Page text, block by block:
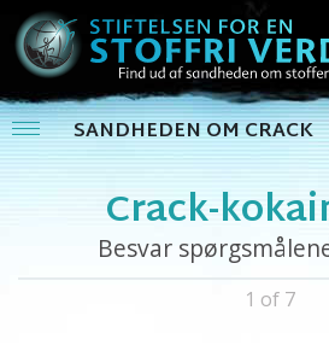
SANDHEDEN OM CRACK
Crack-
Besvar
1 of 7